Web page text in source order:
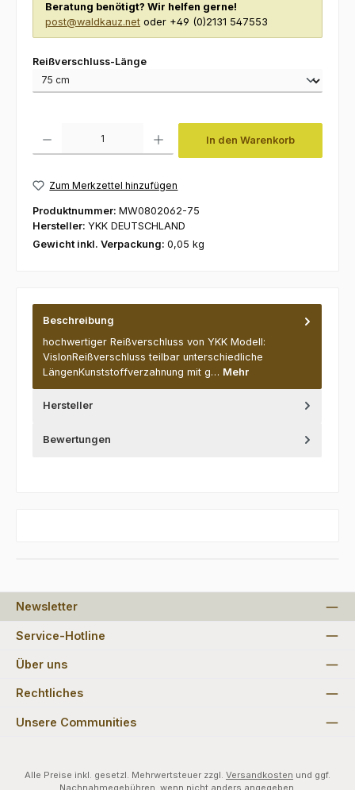
Beratung benötigt? Wir helfen gerne!
post@waldkauz.net oder +49 (0)2131 547553
Reißverschluss-Längeauswählen
In den Warenkorb
Zum Merkzettel hinzufügen
Produktnummer: MW0802062-75
Hersteller: YKK DEUTSCHLAND
Gewicht inkl. Verpackung: 0,05 kg
Beschreibung
hochwertiger Reißverschluss von YKK Modell:
VislonReißverschluss teilbar unterschiedliche
LängenKunststoffverzahnung mit g… Mehr
Hersteller
Bewertungen
Newsletter
Service-Hotline
Über uns
Rechtliches
Unsere Communities
Alle Preise inkl. gesetzl. Mehrwertsteuer zzgl. Versandkosten und ggf.
Nachnahmegebühren, wenn nicht anders angegeben.